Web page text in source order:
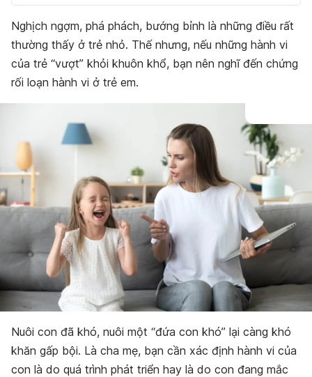
Nghịch ngợm, phá phách, bướng bỉnh là những điều rất
thường thấy ở trẻ nhỏ. Thế nhưng, nếu những hành vi
của trẻ “vượt” khỏi khuôn khổ, bạn nên nghĩ đến chứng
rối loạn hành vi ở trẻ em.
Nuôi con đã khó, nuôi một “đứa con khó” lại càng khó
khăn gấp bội. Là cha mẹ, bạn cần xác định hành vi của
con là do quá trình phát triển hay là do con đang mắc